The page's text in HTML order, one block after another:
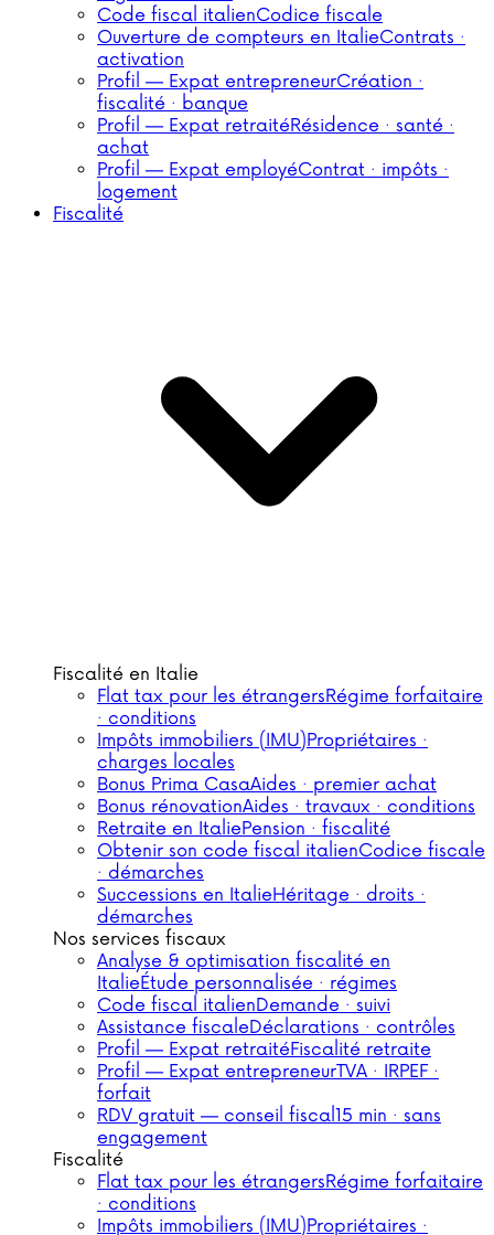
Code fiscal italienCodice fiscale
Ouverture de compteurs en ItalieContrats ·
activation
Profil — Expat entrepreneurCréation ·
fiscalité · banque
Profil — Expat retraitéRésidence · santé ·
achat
Profil — Expat employéContrat · impôts ·
logement
Fiscalité
Fiscalité en Italie
Flat tax pour les étrangersRégime forfaitaire
· conditions
Impôts immobiliers (IMU)Propriétaires ·
charges locales
Bonus Prima CasaAides · premier achat
Bonus rénovationAides · travaux · conditions
Retraite en ItaliePension · fiscalité
Obtenir son code fiscal italienCodice fiscale
· démarches
Successions en ItalieHéritage · droits ·
démarches
Nos services fiscaux
Analyse & optimisation fiscalité en
ItalieÉtude personnalisée · régimes
Code fiscal italienDemande · suivi
Assistance fiscaleDéclarations · contrôles
Profil — Expat retraitéFiscalité retraite
Profil — Expat entrepreneurTVA · IRPEF ·
forfait
RDV gratuit — conseil fiscal15 min · sans
engagement
Fiscalité
Flat tax pour les étrangersRégime forfaitaire
· conditions
Impôts immobiliers (IMU)Propriétaires ·